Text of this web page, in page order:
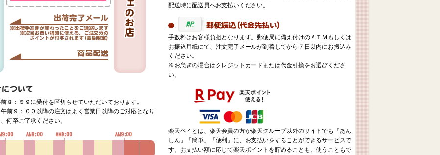
８：５９に受付を区切らせていただいております。
前９：００以降の注文はよく営業日以降のご対応となり
何卒ご了承ください。
配送時に配送員へお支払いください。
手数料はお客様負担となります。郵便局に備え付けのＡＴＭもしくは
お振込用紙にて、注文完了メールが到着してから７日以内にお振込み
ください。
※お急ぎの場合はクレジットカードまたは代金引換をお選びくださ
い。
楽天ペイとは、楽天会員の方が楽天グループ以外のサイトでも「あん
しん」「簡単」「便利」に、お支払いをすることができるサービスで
す。お支払い額に応じて楽天ポイントを貯めることも、使うこともで